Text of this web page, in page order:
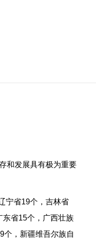
和发展具有极为重要
宁省19个，吉林省
东省15个，广西壮族
个，新疆维吾尔族自